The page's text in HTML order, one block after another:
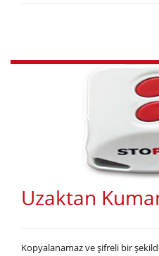
Uzaktan
Kopyalanamaz ve şifreli bir